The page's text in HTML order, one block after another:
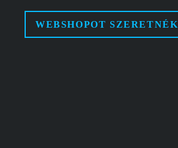
WEBSHOPOT SZERETNÉK